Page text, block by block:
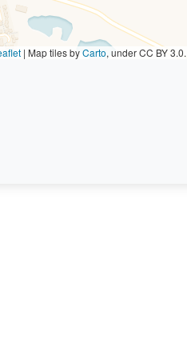
| Map tiles byCarto, under CC BY